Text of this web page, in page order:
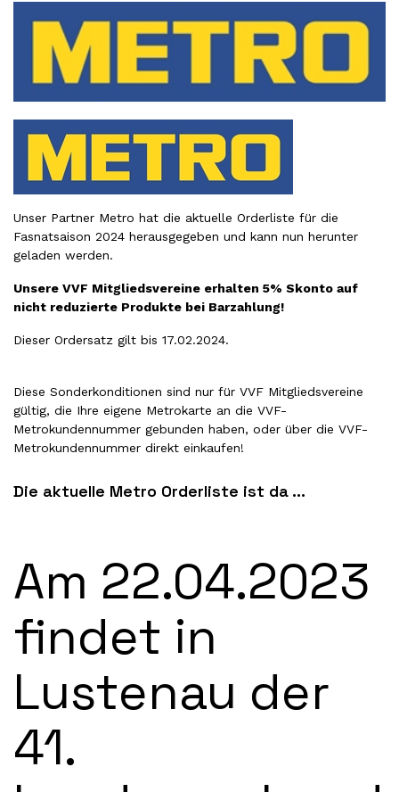
Die aktuelle Metro Orderliste ist da ...
Unser Partner Metro hat die aktuelle Orderliste für die
Fasnatsaison 2024 herausgegeben und kann nun herunter
geladen werden.
Unsere VVF Mitgliedsvereine erhalten 5% Skonto auf
nicht reduzierte Produkte bei Barzahlung!
Dieser Ordersatz gilt bis 17.02.2024.
Diese Sonderkonditionen sind nur für VVF Mitgliedsvereine
gültig, die Ihre eigene Metrokarte an die VVF-
Metrokundennummer gebunden haben, oder über die VVF-
Metrokundennummer direkt einkaufen!
Am 22.04.2023
findet in
Lustenau der
41.